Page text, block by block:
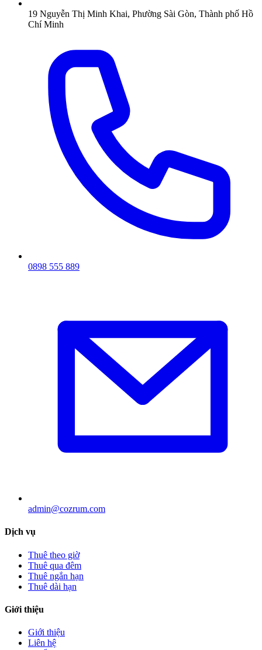
19 Nguyễn Thị Minh Khai, Phường Sài Gòn, Thành phố Hồ
Chí Minh
0898 555 889
admin@cozrum.com
Dịch vụ
Thuê theo giờ
Thuê qua đêm
Thuê ngắn hạn
Thuê dài hạn
Giới thiệu
Giới thiệu
Liên hệ